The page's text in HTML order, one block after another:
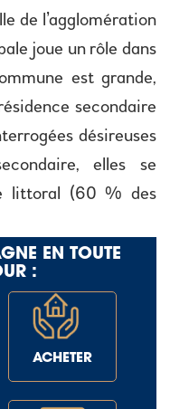
de l’agglomération
joue un rôle dans
est grande,
secondaire
désireuses
elles se
littoral (60 % des
EN TOUTE
:
ACHETER